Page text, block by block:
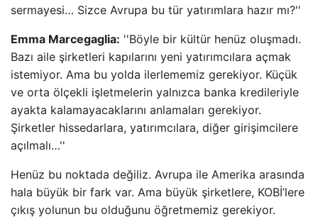
sermayesi… Sizce Avrupa bu tür yatırımlara hazır mı?''
Emma Marcegaglia: ''Böyle bir kültür henüz oluşmadı.
Bazı aile şirketleri kapılarını yeni yatırımcılara açmak
istemiyor. Ama bu yolda ilerlememiz gerekiyor. Küçük
ve orta ölçekli işletmelerin yalnızca banka kredileriyle
ayakta kalamayacaklarını anlamaları gerekiyor.
Şirketler hissedarlara, yatırımcılara, diğer girişimcilere
açılmalı…''
Henüz bu noktada değiliz. Avrupa ile Amerika arasında
hala büyük bir fark var. Ama büyük şirketlere, KOBİ’lere
çıkış yolunun bu olduğunu öğretmemiz gerekiyor.